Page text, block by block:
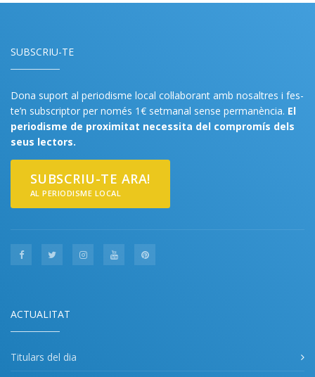
SUBSCRIU-TE
Dona suport al periodisme local col·laborant amb nosaltres i fes-
te’n subscriptor per només 1€ setmanal sense permanència. El
periodisme de proximitat necessita del compromís dels
seus lectors.
SUBSCRIU-TE ARA!
AL PERIODISME LOCAL
ACTUALITAT
Titulars del dia